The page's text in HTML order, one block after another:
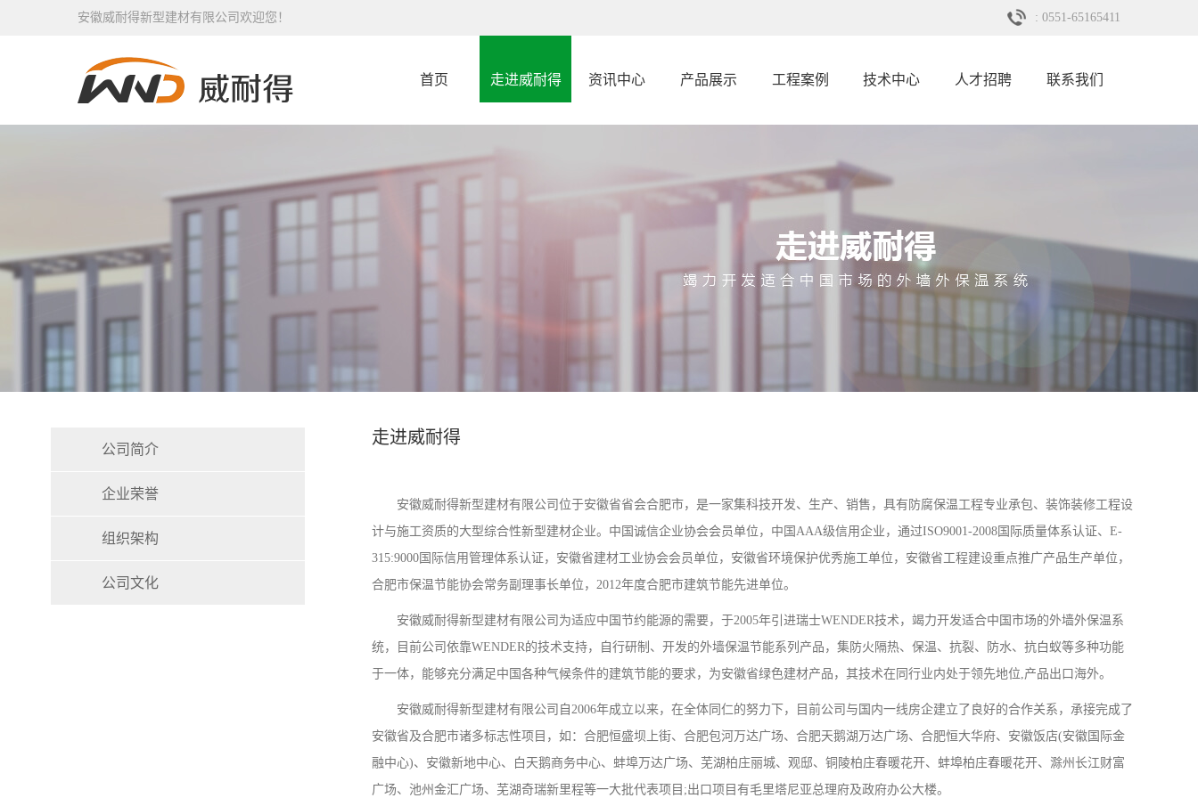
安徽威耐得新型建材有限公司欢迎您！ : 0551-65165411
首页 走进威耐得 资讯中心 产品展示 工程案例 技术中心 人才招聘 联系我们
公司简介
企业荣誉
组织架构
公司文化
走进威耐得
安徽威耐得新型建材有限公司位于安徽省省会合肥市，是一家集科技开发、生产、销售，具有防腐保温工程专业承包、装饰装修工程设
计与施工资质的大型综合性新型建材企业。中国诚信企业协会会员单位，中国AAA级信用企业，通过ISO9001-2008国际质量体系认证、E-
315:9000国际信用管理体系认证，安徽省建材工业协会会员单位，安徽省环境保护优秀施工单位，安徽省工程建设重点推广产品生产单位，
合肥市保温节能协会常务副理事长单位，2012年度合肥市建筑节能先进单位。
安徽威耐得新型建材有限公司为适应中国节约能源的需要，于2005年引进瑞士WENDER技术，竭力开发适合中国市场的外墙外保温系
统，目前公司依靠WENDER的技术支持，自行研制、开发的外墙保温节能系列产品，集防火隔热、保温、抗裂、防水、抗白蚁等多种功能
于一体，能够充分满足中国各种气候条件的建筑节能的要求，为安徽省绿色建材产品，其技术在同行业内处于领先地位,产品出口海外。
安徽威耐得新型建材有限公司自2006年成立以来，在全体同仁的努力下，目前公司与国内一线房企建立了良好的合作关系，承接完成了
安徽省及合肥市诸多标志性项目，如：合肥恒盛坝上街、合肥包河万达广场、合肥天鹅湖万达广场、合肥恒大华府、安徽饭店(安徽国际金
融中心)、安徽新地中心、白天鹅商务中心、蚌埠万达广场、芜湖柏庄丽城、观邸、铜陵柏庄春暖花开、蚌埠柏庄春暖花开、滁州长江财富
广场、池州金汇广场、芜湖奇瑞新里程等一大批代表项目;出口项目有毛里塔尼亚总理府及政府办公大楼。